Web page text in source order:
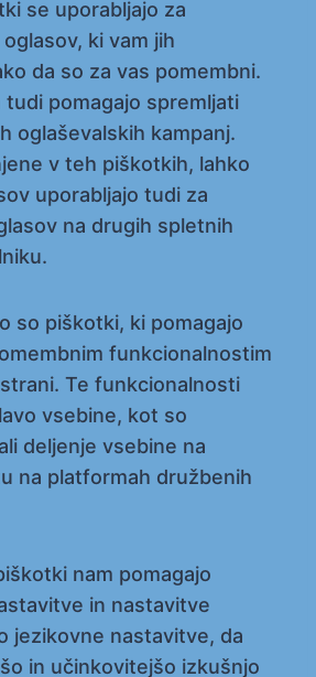
se uporabljajo za
ki vam jih
da so za vas pomembni.
pomagajo spremljati
oglaševalskih kampanj.
v teh piškotkih, lahko
uporabljajo tudi za
na drugih spletnih
so piškotki, ki pomagajo
funkcionalnostim
Te funkcionalnosti
vsebine, kot so
deljenje vsebine na
na platformah družbenih
nam pomagajo
in nastavitve
jezikovne nastavitve, da
in učinkovitejšo izkušnjo